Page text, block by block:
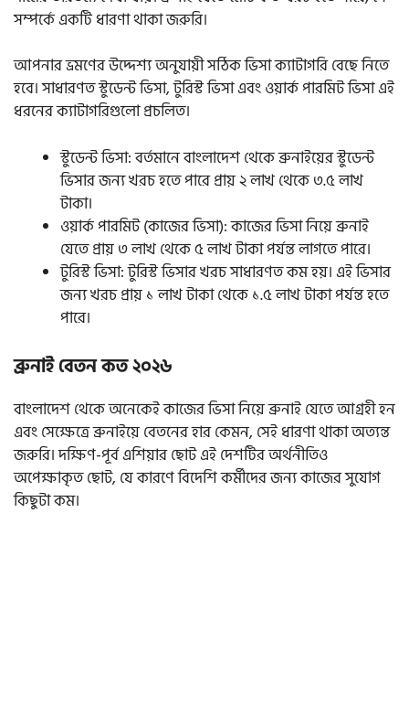
সম্পর্কে একটি ধারণা থাকা জরুরি।
আপনার ভ্রমণের উদ্দেশ্য অনুযায়ী সঠিক ভিসা ক্যাটাগরি বেছে নিতে
হবে। সাধারণত স্টুডেন্ট ভিসা, টুরিস্ট ভিসা এবং ওয়ার্ক পারমিট ভিসা এই
ধরনের ক্যাটাগরিগুলো প্রচলিত।
স্টুডেন্ট ভিসা: বর্তমানে বাংলাদেশ থেকে ব্রুনাইয়ের স্টুডেন্ট
ভিসার জন্য খরচ হতে পারে প্রায় ২ লাখ থেকে ৩.৫ লাখ
টাকা।
ওয়ার্ক পারমিট (কাজের ভিসা): কাজের ভিসা নিয়ে ব্রুনাই
যেতে প্রায় ৩ লাখ থেকে ৫ লাখ টাকা পর্যন্ত লাগতে পারে।
টুরিস্ট ভিসা: টুরিস্ট ভিসার খরচ সাধারণত কম হয়। এই ভিসার
জন্য খরচ প্রায় ১ লাখ টাকা থেকে ১.৫ লাখ টাকা পর্যন্ত হতে
পারে।
ব্রুনাই বেতন কত ২০২৬
বাংলাদেশ থেকে অনেকেই কাজের ভিসা নিয়ে ব্রুনাই যেতে আগ্রহী হন
এবং সেক্ষেত্রে ব্রুনাইয়ে বেতনের হার কেমন, সেই ধারণা থাকা অত্যন্ত
জরুরি। দক্ষিণ-পূর্ব এশিয়ার ছোট এই দেশটির অর্থনীতিও
অপেক্ষাকৃত ছোট, যে কারণে বিদেশি কর্মীদের জন্য কাজের সুযোগ
কিছুটা কম।